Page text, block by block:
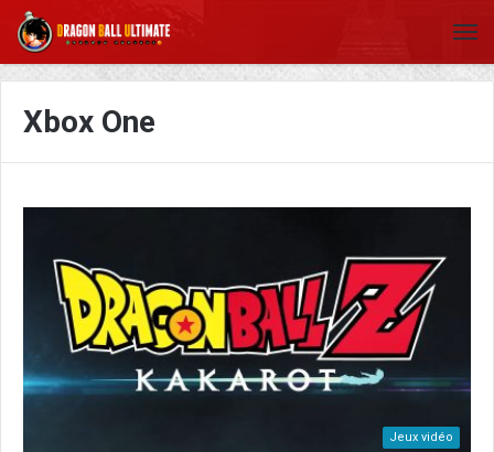
Xbox One
Jeux vidéo